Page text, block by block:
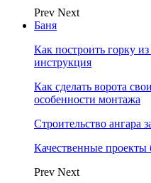
Prev Next
Баня
Как построить горку
инструкция
Как сделать ворота
особенности монтажа
Строительство ангара
Качественные проекты
Prev Next